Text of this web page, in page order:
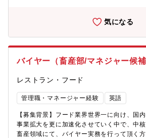
り、同社の競争力強化に貢献していただく
月期実績）と業績は好調に推移しており、
の重要性はさらに高まっており、安定供給と
態だけでなく、「松のや」「マイカリー食
を展開しており、商品ラインナップの拡充に
度化やサプライヤー開拓の重要性が増してい
から、購買体制の強化を目的としてバイヤ
ることとなりました。【業務内容】松屋フ
る各業態で使用する食材・原材料の購買業
気になる
バイヤー（畜産部/マネジャー候補
レストラン・フード
管理職・マネージャー経験 英語
【募集背景】フード業界世界一に向け、国
事業拡大を更に加速化させていく中で、中
畜産領域にて、バイヤー実務を行って頂く